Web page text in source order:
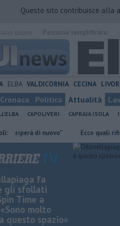
Questo sito contribuisce alla
ELBA VALDICORNIA CECINA
Cronaca Politica Attualità
CAPOLIVERI CAPRAIA ISOLA
di nuovo" Ecco quali rifiuti
fa
gli sfollati
Time a
molto
questo spazio»